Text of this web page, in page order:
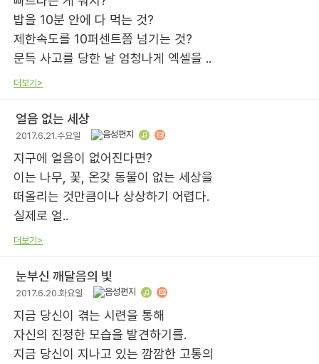
밥을 10분 안에 다 먹는 것?
제한속도를 10퍼센트쯤 넘기는 것?
문득 사고를 당한 날 엄청나게 엑셀을 ..
더보기>
얼음 없는 세상
2017.6.21.수요일
지구에 얼음이 없어진다면?
이는 나무, 꽃, 온갖 동물이 없는 세상을
떠올리는 것만큼이나 상상하기 어렵다.
실제로 얼..
더보기>
눈부신 깨달음의 빛
2017.6.20.화요일
지금 당신이 겪는 시련을 통해
자신의 진정한 모습을 발견하기를.
지금 당신이 지나고 있는 깜깜한 고통의